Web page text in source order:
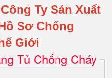
Công Ty Sản Xuất
Sơ Chống
Giới
Tủ Chống Cháy